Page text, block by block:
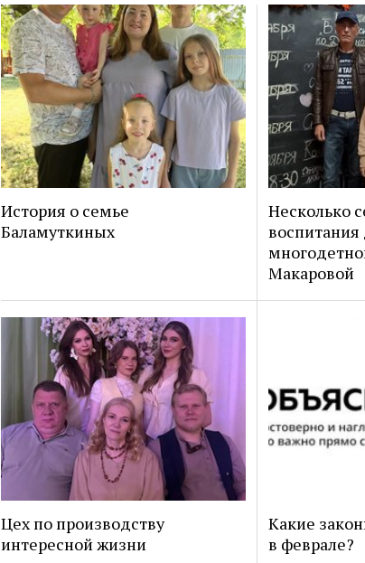
История о семье
Баламуткиных
Несколько
воспитания
Макаровой
Цех по производству
интересной жизни
Какие
в феврале?